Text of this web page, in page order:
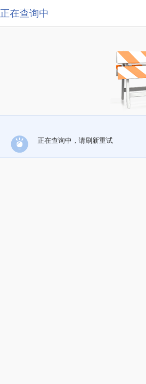
正在查询中
正在查询中，请刷新重试